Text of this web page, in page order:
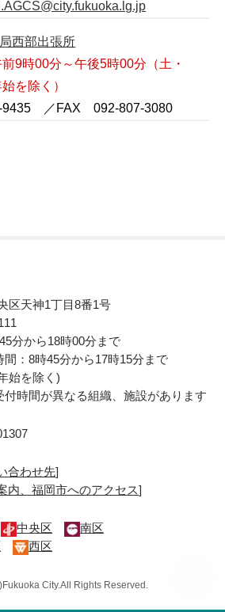
西部出張所
9時00分～午後5時00分（土・
を除く）
／FAX 092-807-3080
区天神1丁目8番1号
分から18時00分まで
：8時45分から17時15分まで
始を除く)
時間が異なる組織、施設があります
合わせ先]
内、福岡市へのアクセス]
中央区
南区
西区
City.All Rights Reserved.